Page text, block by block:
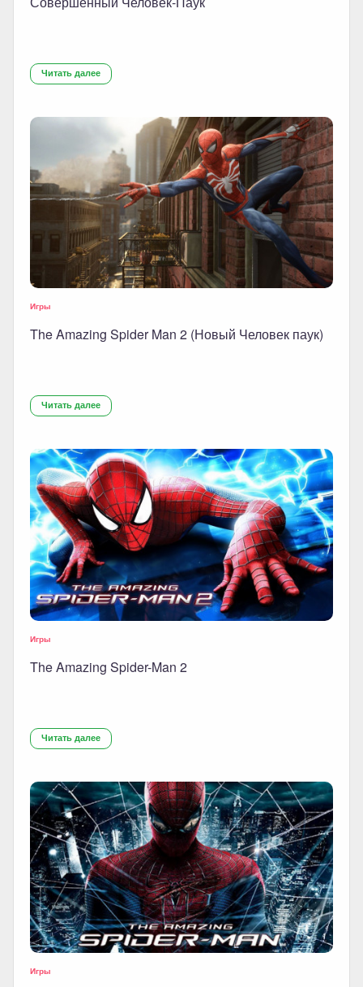
Читать далее
Игры
The Amazing Spider Man 2 (Новый Человек паук)
Читать далее
Игры
The Amazing Spider-Man 2
Читать далее
Игры